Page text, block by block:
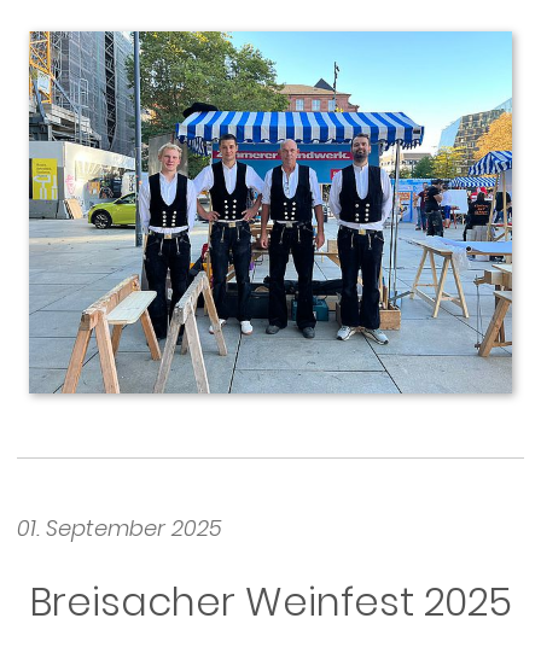
01. September 2025
Breisacher Weinfest 2025